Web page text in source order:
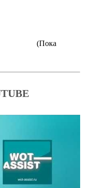
(Пока